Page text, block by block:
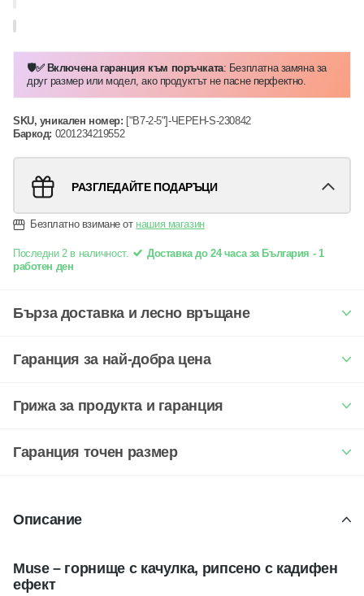
🛡️✅ Включена гаранция към поръчката: Безплатна замяна за
друг размер или модел, ако продуктът не пасне перфектно.
SKU, уникален номер: ["B7-2-5"]-ЧЕРЕН-S-230842
Баркод: 0201234219552
РАЗГЛЕДАЙТЕ ПОДАРЪЦИ
Безплатно взимане от нашия магазин
Последни 2 в наличност.
Доставка до 24 часа за България - 1
работен ден
Бърза доставка и лесно връщане
Гаранция за най-добра цена
Грижа за продукта и гаранция
Гаранция точен размер
Описание
Muse – горнище с качулка, рипсено с кадифен
ефект